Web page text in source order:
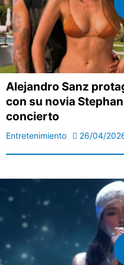
Alejandro Sanz
con su novia
concierto
Entretenimiento 26/04/